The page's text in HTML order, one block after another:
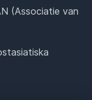
(Associatie van